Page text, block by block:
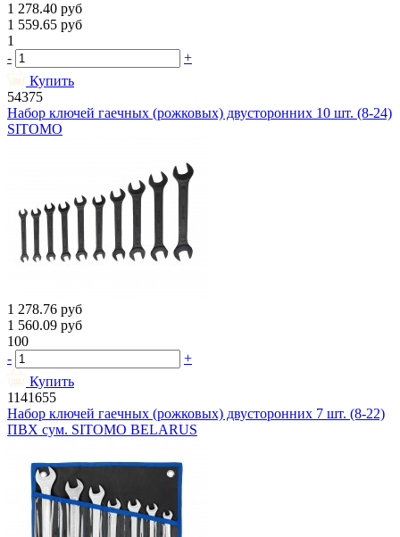
1 278.40 руб
1 559.65 руб
1
-
+
Купить
54375
Набор ключей гаечных (рожковых) двусторонних 10 шт. (8-24)
SITOMO
1 278.76 руб
1 560.09 руб
100
-
+
Купить
1141655
Набор ключей гаечных (рожковых) двусторонних 7 шт. (8-22)
ПВХ сум. SITOMO BELARUS